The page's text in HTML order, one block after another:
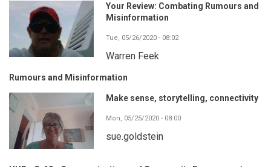
Your Review: Combating Rumours and
Misinformation
Tue, 05/26/2020 - 08:02
Warren Feek
Rumours and Misinformation
Make sense, storytelling, connectivity
Mon, 05/25/2020 - 08:00
sue.goldstein